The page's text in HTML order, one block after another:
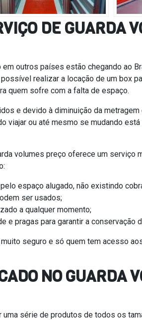
DE GUARDA
outros países estão chegando ao
realizar a locação de um box
quem sofre com a falta de espaço.
e devido à diminuição da
viajar ou até mesmo se mudando
volumes preço oferece um serviço
espaço alugado, não existindo
ser usados;
a qualquer momento;
e pragas para garantir a conservação
seguro e só quem tem acesso
NO GUARDA
série de produtos de todos os